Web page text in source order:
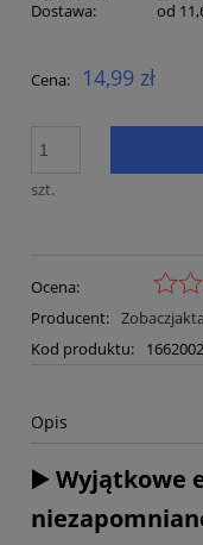
Dostawa:
od
Cena nie zawiera
Cena: 14,99 zł
szt.
Ocena:
Producent:
Kod produktu:
Opis
▶️ Wyjątkowe